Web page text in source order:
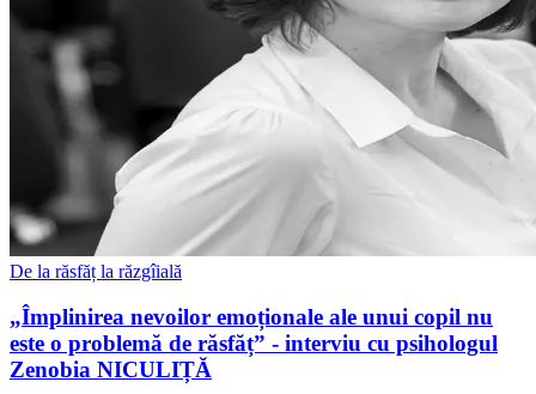
De la răsfăț la răzgîială
„Împlinirea nevoilor emoționale ale unui copil nu
este o problemă de răsfăț” - interviu cu psihologul
Zenobia NICULIȚĂ